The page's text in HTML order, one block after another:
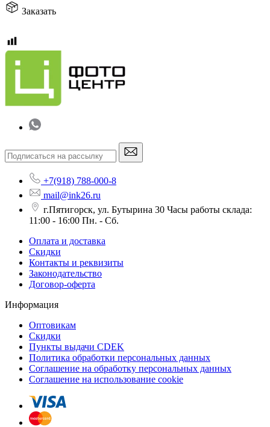
Заказать
+7(918) 788-000-8
mail@ink26.ru
г.Пятигорск, ул. Бутырина 30 Часы работы склада:
11:00 - 16:00 Пн. - Сб.
Оплата и доставка
Скидки
Контакты и реквизиты
Законодательство
Договор-оферта
Информация
Оптовикам
Скидки
Пункты выдачи CDEK
Политика обработки персональных данных
Соглашение на обработку персональных данных
Соглашение на использование cookie